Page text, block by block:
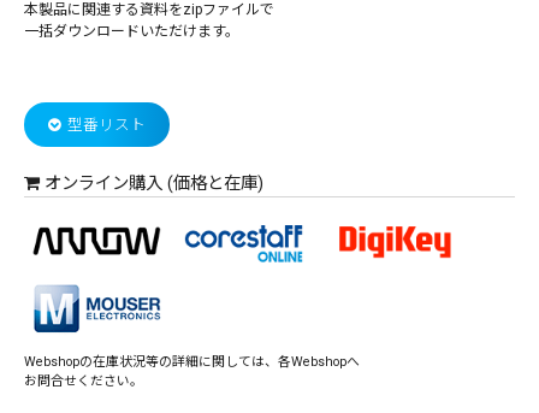
本製品に関連する資料をzipファイルで
一括ダウンロードいただけます。
型番リスト
オンライン購入 (価格と在庫)
Webshopの在庫状況等の詳細に関しては、各Webshopへ
お問合せください。